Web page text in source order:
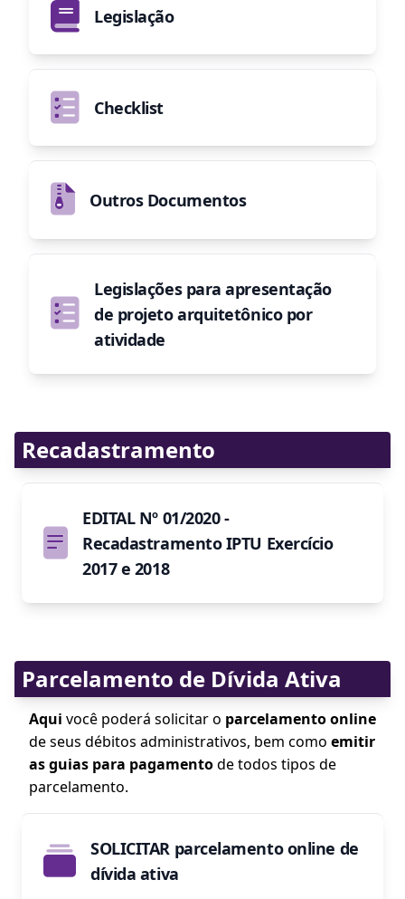
Legislação
Checklist
Outros Documentos
Legislações para apresentação
de projeto arquitetônico por
atividade
Recadastramento
EDITAL Nº 01/2020 -
Recadastramento IPTU Exercício
2017 e 2018
Parcelamento de Dívida Ativa
Aqui você poderá solicitar o parcelamento online
de seus débitos administrativos, bem como emitir
as guias para pagamentode todos tipos de
parcelamento.
SOLICITARparcelamento online de
dívida ativa